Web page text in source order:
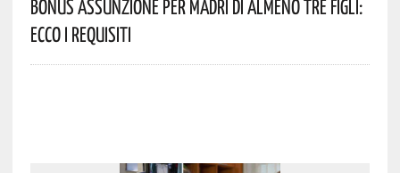
Bonus Assunzione Per Madri Di Almeno Tre Figli:
Ecco I Requisiti